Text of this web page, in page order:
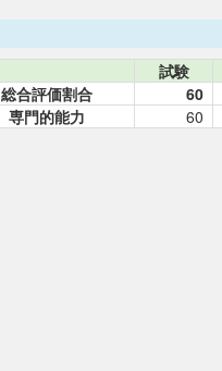
試験
総合評価割合
60
専門的能力
60